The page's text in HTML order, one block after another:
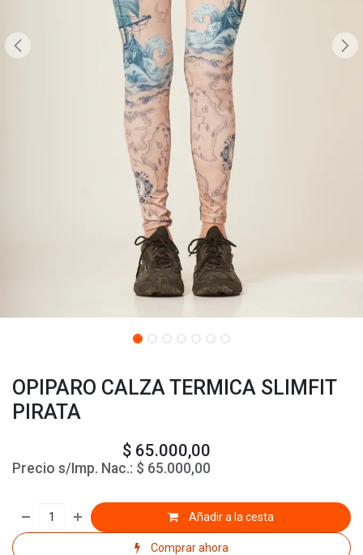
OPIPARO CALZA TERMICA SLIMFIT
PIRATA
$ 65.000,00
Precio s/Imp. Nac.: $ 65.000,00
Añadir a la cesta
Comprar ahora